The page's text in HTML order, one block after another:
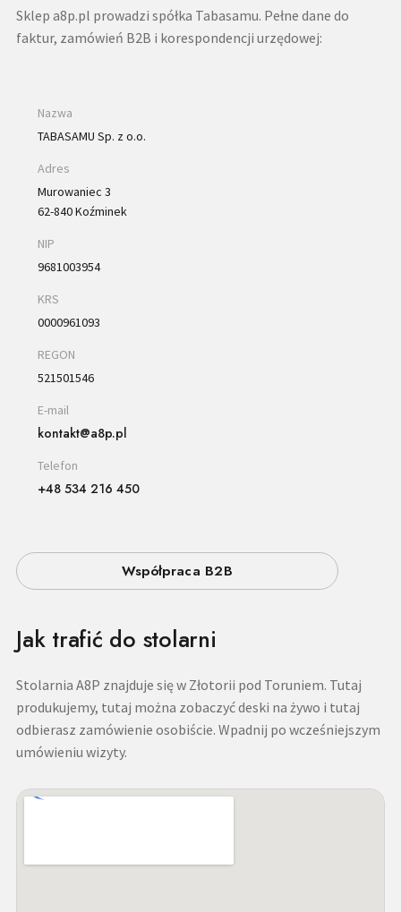
Sklep a8p.pl prowadzi spółka Tabasamu. Pełne dane do
faktur, zamówień B2B i korespondencji urzędowej:
Nazwa
TABASAMU Sp. z o.o.
Adres
Murowaniec 3
62-840 Koźminek
NIP
9681003954
KRS
0000961093
REGON
521501546
E-mail
kontakt@a8p.pl
Telefon
+48 534 216 450
Współpraca B2B
Jak trafić do stolarni
Stolarnia A8P znajduje się w Złotorii pod Toruniem. Tutaj
produkujemy, tutaj można zobaczyć deski na żywo i tutaj
odbierasz zamówienie osobiście. Wpadnij po wcześniejszym
umówieniu wizyty.